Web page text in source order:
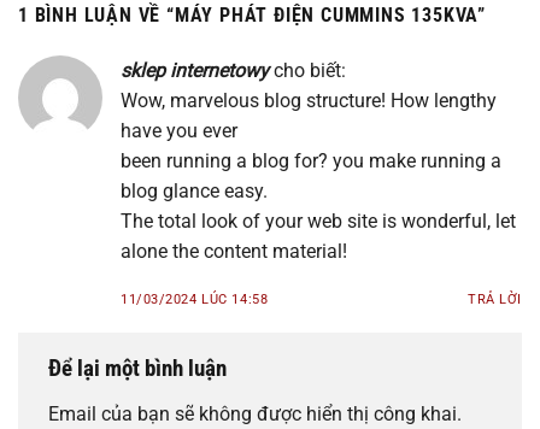
1 BÌNH LUẬN VỀ “ MÁY PHÁT ĐIỆN CUMMINS 135KVA”
sklep internetowy cho biết:
Wow, marvelous blog structure! How lengthy
have you ever
been running a blog for? you make running a
blog glance easy.
The total look of your web site is wonderful, let
alone the content material!
11/03/2024 LÚC 14:58 TRẢ LỜI
Để lại một bình luận
Email của bạn sẽ không được hiển thị công khai.